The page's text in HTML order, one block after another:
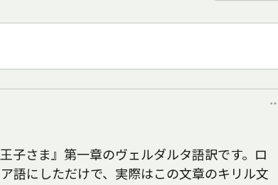
子さま』第一章のヴェルダルタ語訳です。ロ
語にしただけで、実際はこの文章のキリル文